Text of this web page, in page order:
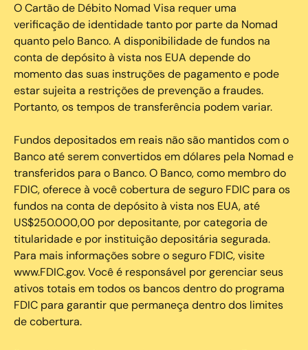
O Cartão de Débito Nomad Visa requer uma
verificação de identidade tanto por parte da Nomad
quanto pelo Banco. A disponibilidade de fundos na
conta de depósito à vista nos EUA depende do
momento das suas instruções de pagamento e pode
estar sujeita a restrições de prevenção a fraudes.
Portanto, os tempos de transferência podem variar.
Fundos depositados em reais não são mantidos com o
Banco até serem convertidos em dólares pela Nomad e
transferidos para o Banco. O Banco, como membro do
FDIC, oferece à você cobertura de seguro FDIC para os
fundos na conta de depósito à vista nos EUA, até
US$250.000,00 por depositante, por categoria de
titularidade e por instituição depositária segurada.
Para mais informações sobre o seguro FDIC, visite
www.FDIC.gov. Você é responsável por gerenciar seus
ativos totais em todos os bancos dentro do programa
FDIC para garantir que permaneça dentro dos limites
de cobertura.